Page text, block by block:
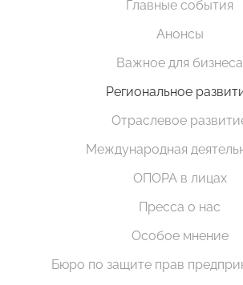
Главные события
Анонсы
Важное для бизнеса
Региональное
Отраслевое
Международная
ОПОРА в лицах
Пресса о нас
Особое мнение
Бюро по защите прав